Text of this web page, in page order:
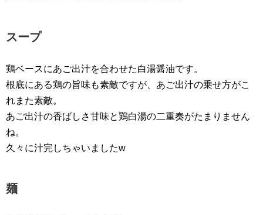
スープ
鶏ベースにあご出汁を合わせた白湯醤油です。
根底にある鶏の旨味も素敵ですが、あご出汁の乗せ方がこ
れまた素敵。
あご出汁の香ばしさ甘味と鶏白湯の二重奏がたまりません
ね。
久々に汁完しちゃいましたw
麺